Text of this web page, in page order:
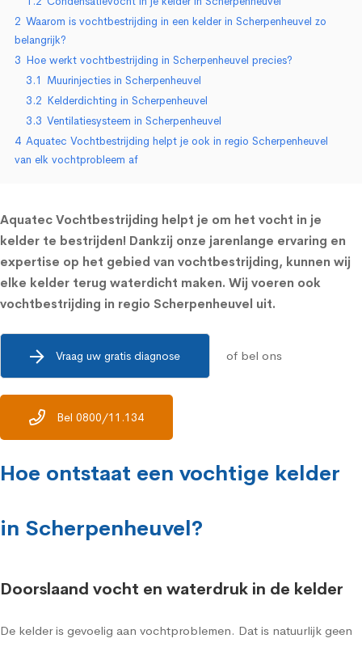
2 Waarom is vochtbestrijding in een kelder in Scherpenheuvel zo
belangrijk?
3 Hoe werkt vochtbestrijding in Scherpenheuvel precies?
3.1 Muurinjecties in Scherpenheuvel
3.2 Kelderdichting in Scherpenheuvel
3.3 Ventilatiesysteem in Scherpenheuvel
4 Aquatec Vochtbestrijding helpt je ook in regio Scherpenheuvel
van elk vochtprobleem af
Aquatec Vochtbestrijding helpt je om het vocht in je
kelder te bestrijden! Dankzij onze jarenlange ervaring en
expertise op het gebied van vochtbestrijding, kunnen wij
elke kelder terug waterdicht maken. Wij voeren ook
vochtbestrijding in regio Scherpenheuvel uit.
Vraag uw gratis diagnose of bel ons
Bel 0800/11.134
Hoe ontstaat een vochtige kelder
in Scherpenheuvel?
Doorslaand vocht en waterdruk in de kelder
De kelder is gevoelig aan vochtproblemen. Dat is natuurlijk geen